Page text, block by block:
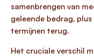
samenbrengen van
geleende bedrag,
termijnen terug.
Het cruciale verschil